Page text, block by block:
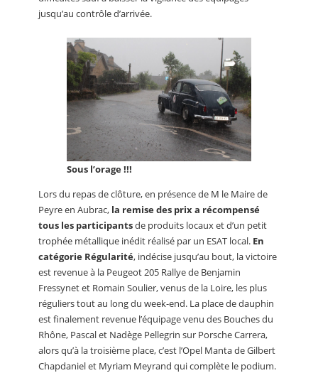
jusqu’au contrôle d’arrivée.
Sous l’orage !!!
Lors du repas de clôture, en présence de M le Maire de
Peyre en Aubrac, la remise des prix a récompensé
tous les participantsde produits locaux et d’un petit
trophée métallique inédit réalisé par un ESAT local. En
catégorie Régularité, indécise jusqu’au bout, la victoire
est revenue à la Peugeot 205 Rallye de Benjamin
Fressynet et Romain Soulier, venus de la Loire, les plus
réguliers tout au long du week-end. La place de dauphin
est finalement revenue l’équipage venu des Bouches du
Rhône, Pascal et Nadège Pellegrin sur Porsche Carrera,
alors qu’à la troisième place, c’est l’Opel Manta de Gilbert
Chapdaniel et Myriam Meyrand qui complète le podium.